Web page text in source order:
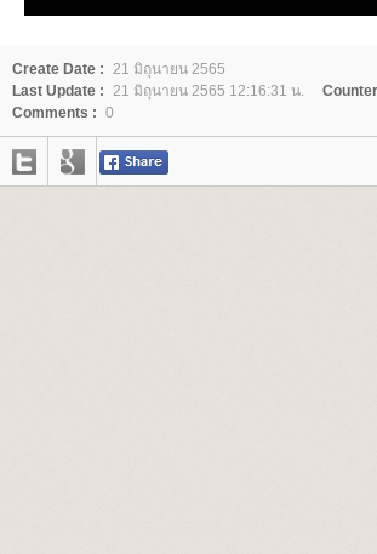
Create Date : 21 มิถุนายน 2565
Last Update : 21 มิถุนายน 2565 12:16:31 น.
Comments : 0